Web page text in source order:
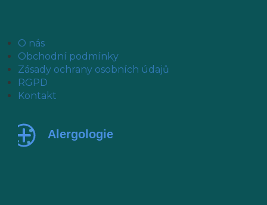
O nás
Obchodní podmínky
Zásady ochrany osobních údajů
RGPD
Kontakt